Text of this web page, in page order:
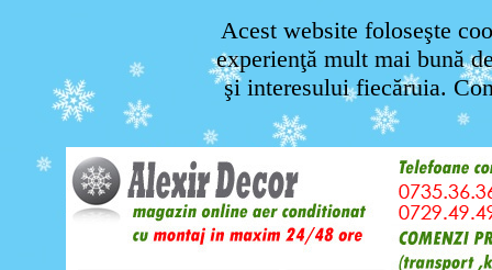
Acest website foloseşte
experienţă mult mai bună
şi interesului fiecăruia.